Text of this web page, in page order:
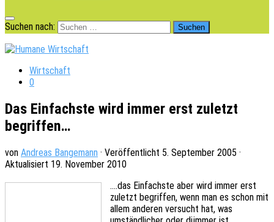
Suchen nach:
Wirtschaft
0
Das Einfachste wird immer erst zuletzt
begriffen…
von Andreas Bangemann · Veröffentlicht 5. September 2005 ·
Aktualisiert 19. November 2010
.…das Einfachs­te aber wird immer erst
zuletzt begrif­fen, wenn man es schon mit
allem ande­ren versucht hat, was